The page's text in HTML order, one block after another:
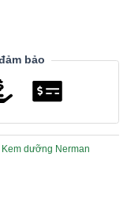
bảo
Kem dưỡng Nerman